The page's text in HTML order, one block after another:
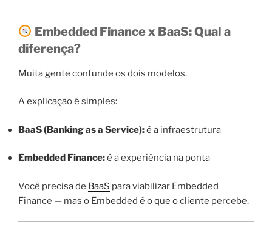
Embedded Finance x BaaS: Qual a
diferença?
Muita gente confunde os dois modelos.
A explicação é simples:
BaaS (Banking as a Service):é a infraestrutura
Embedded Finance:é a experiência na ponta
Você precisa de BaaS para viabilizar Embedded
Finance — mas o Embedded é o que o cliente percebe.